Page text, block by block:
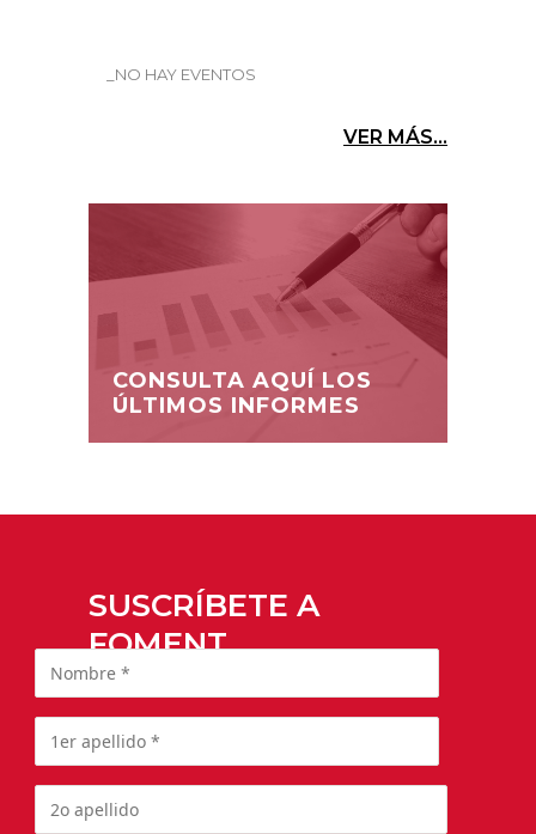
_NO HAY EVENTOS
VER MÁS...
CONSULTA AQUÍ LOS
ÚLTIMOS INFORMES
SUSCRÍBETE A
FOMENT